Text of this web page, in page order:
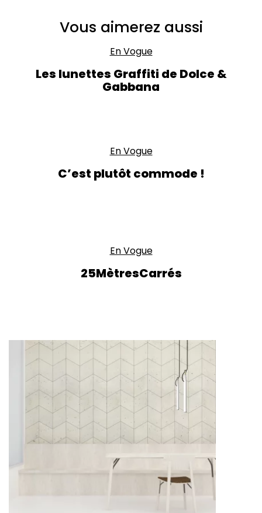
Vous aimerez aussi
En Vogue
Les lunettes Graffiti de Dolce &
Gabbana
En Vogue
C’est plutôt commode !
En Vogue
25MètresCarrés